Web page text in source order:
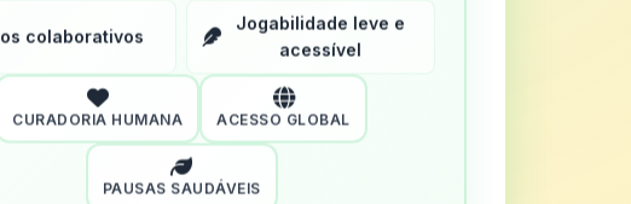
colaborativos
Jogabilidade leve e
acessível
CURADORIA HUMANA ACESSO GLOBAL
PAUSAS SAUDÁVEIS